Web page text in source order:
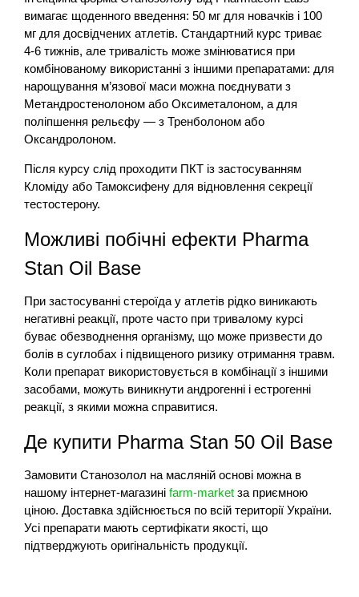
вимагає щоденного введення: 50 мг для новачків і 100
мг для досвідчених атлетів. Стандартний курс триває
4-6 тижнів, але тривалість може змінюватися при
комбінованому використанні з іншими препаратами: для
нарощування м’язової маси можна поєднувати з
Метандростенолоном або Оксиметалоном, а для
поліпшення рельєфу — з Тренболоном або
Оксандролоном.
Після курсу слід проходити ПКТ із застосуванням
Кломіду або Тамоксифену для відновлення секреції
тестостерону.
Можливі побічні ефекти Pharma
Stan Oil Base
При застосуванні стероїда у атлетів рідко виникають
негативні реакції, проте часто при тривалому курсі
буває обезводнення організму, що може призвести до
болів в суглобах і підвищеного ризику отримання травм.
Коли препарат використовується в комбінації з іншими
засобами, можуть виникнути андрогенні і естрогенні
реакції, з якими можна справитися.
Де купити Pharma Stan 50 Oil Base
Замовити Станозолол на масляній основі можна в
нашому інтернет-магазині farm-market за приємною
ціною. Доставка здійснюється по всій території України.
Усі препарати мають сертифікати якості, що
підтверджують оригінальність продукції.